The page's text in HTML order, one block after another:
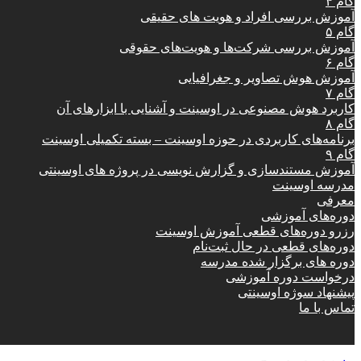
آموزش بررسی افراد و هویت های حقیقی
گام ۵
آموزش بررسی شرکت‌ها و هویت‌های حقوقی
گام ۶
آموزش هوش تصاویر و جغرافیایی
گام ۷
کاربرد هوش مصنوعی در اوسینت و آشنایی با ابزارهای آن
گام ۸
برنامه‌های کاربردی در حوزه اوسینت – بسته تکمیلی اوسینت
گام ۹
آموزش مستندسازی و گزارش نویسی در پروژه های اوسینتی
مدرسه اوسینت
معرفی
دوره‌های آموزشی
رزرو دوره‌های قطعی آموزش اوسینت
دوره‌های قطعی در حال ثبت‌نام
دوره های برگزار شده مدرسه
درخواست دوره آموزشی
پیشنهاد سوژه اوسینتی
تماس با ما